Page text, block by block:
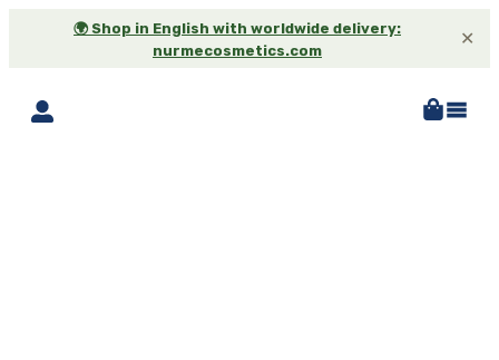
🌍 Shop in English with worldwide delivery:
nurmecosmetics.com
✕